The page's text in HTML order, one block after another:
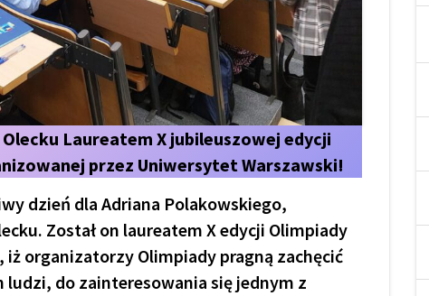
Laureatem X jubileuszowej edycji
przez Uniwersytet Warszawski!
dzień dla Adriana Polakowskiego,
Został on laureatem X edycji Olimpiady
organizatorzy Olimpiady pragną zachęcić
ludzi, do zainteresowania się jednym z